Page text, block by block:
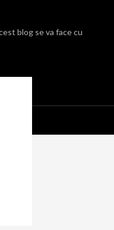
blog se va face cu